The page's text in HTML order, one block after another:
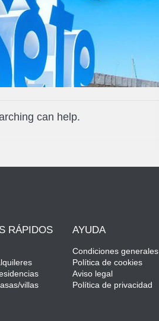
can help.
RÁPIDOS
villas
AYUDA
Condiciones generales
Política de cookies
Aviso legal
Política de privacidad